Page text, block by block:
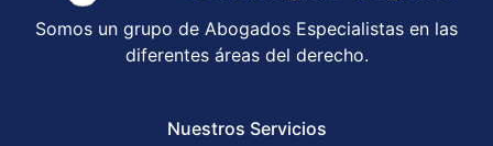
Somos un grupo de Abogados Especialistas en las
diferentes áreas del derecho.
Nuestros Servicios